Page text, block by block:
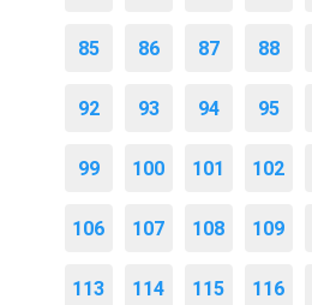
85 86 87 88
92 93 94 95
99 100 101 102
106 107 108 109
113 114 115 116